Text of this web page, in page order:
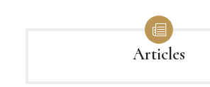
Articles